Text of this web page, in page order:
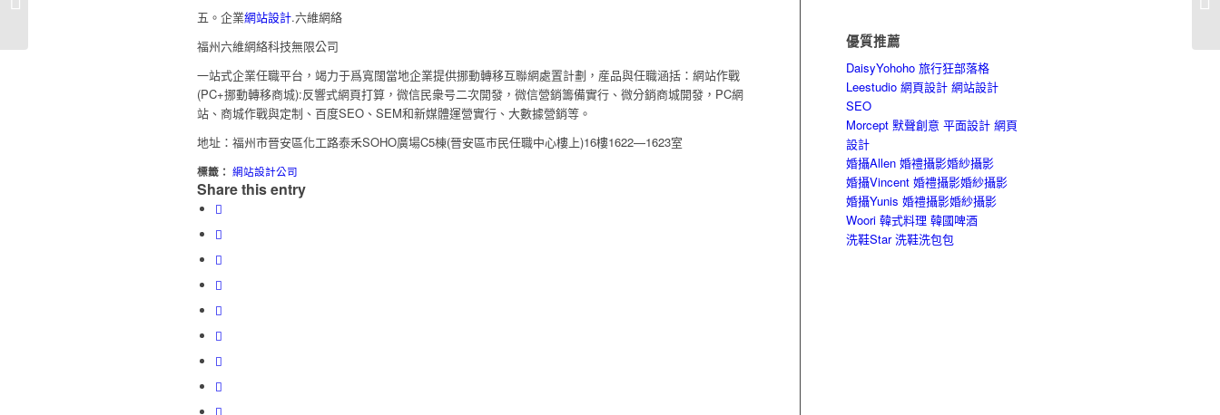
五。企業網站設計.六維網絡
福州六維網絡科技無限公司
一站式企業任職平台，竭力于爲寬闊當地企業提供挪動轉移互聯網處置計劃，産品與任職涵括：網站作戰
(PC+挪動轉移商城):反響式網頁打算，微信民衆号二次開發，微信營銷籌備實行、微分銷商城開發，PC網
站、商城作戰與定制、百度SEO、SEM和新媒體運營實行、大數據營銷等。
地址：福州市晉安區化工路泰禾SOHO廣場C5棟(晉安區市民任職中心樓上)16樓1622—1623室
標籤： 網站設計公司
Share this entry
優質推薦
DaisyYohoho 旅行狂部落格
Leestudio 網頁設計 網站設計
SEO
Morcept 默聲創意 平面設計 網頁
設計
婚攝Allen 婚禮攝影婚紗攝影
婚攝Vincent 婚禮攝影婚紗攝影
婚攝Yunis 婚禮攝影婚紗攝影
Woori 韓式料理 韓國啤酒
洗鞋Star 洗鞋洗包包